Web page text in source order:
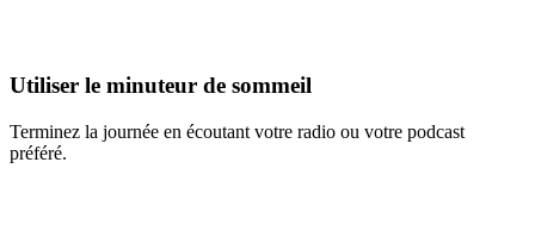
Utiliser le minuteur de sommeil
Terminez la journée en écoutant votre radio ou votre podcast
préféré.